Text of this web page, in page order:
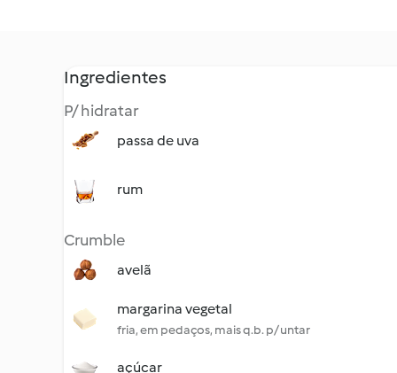
Ingredientes
P/ hidratar
passa de uva
rum
Crumble
avelã
margarina vegetal
fria, em pedaços, mais q.b. p/ untar
açúcar